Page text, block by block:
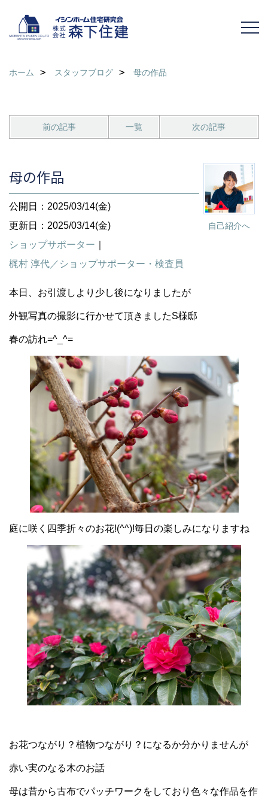
ホーム スタッフブログ 母の作品
前の記事 一覧 次の記事
自己紹介へ
母の作品
公開日：2025/03/14(金)
更新日：2025/03/14(金)
ショップサポーター
梶村 淳代／ショップサポーター・検査員
本日、お引渡しより少し後になりましたが
外観写真の撮影に行かせて頂きましたS様邸
春の訪れ=^_^=
庭に咲く四季折々のお花!(^^)!毎日の楽しみになりますね
お花つながり？植物つながり？になるか分かりませんが
赤い実のなる木のお話
母は昔から古布でパッチワークをしており色々な作品を作